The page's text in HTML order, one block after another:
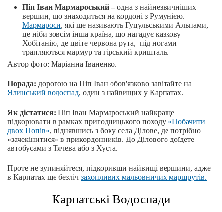
Піп Іван Мармароський – одна з найнезвичніших
вершин, що знаходиться на кордоні з Румунією.
Мармароси, які ще називають Гуцульськими Альпами, –
це ніби зовсім інша країна, що нагадує казкову
Хобітанію, де цвіте червона рута, під ногами
трапляються мармур та гірський кришталь.
Автор фото: Маріанна Іваненко.
Порада: дорогою на Піп Іван обов'язково завітайте на
Ялинський водоспад, один з найвищих у Карпатах.
Як дістатися: Піп Іван Мармароський найкраще
підкорювати в рамках пригодницького походу «Побачити
двох Попів», піднявшись з боку села Ділове, де потрібно
«зачекінитися» в прикордонників. До Ділового доїдете
автобусами з Тячева або з Хуста.
Проте не зупиняйтеся, підкоривши найвищі вершини, адже
в Карпатах ще безліч захопливих мальовничих маршрутів.
Карпатські Водоспади